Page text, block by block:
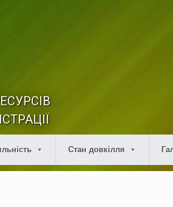
Стан довкілля